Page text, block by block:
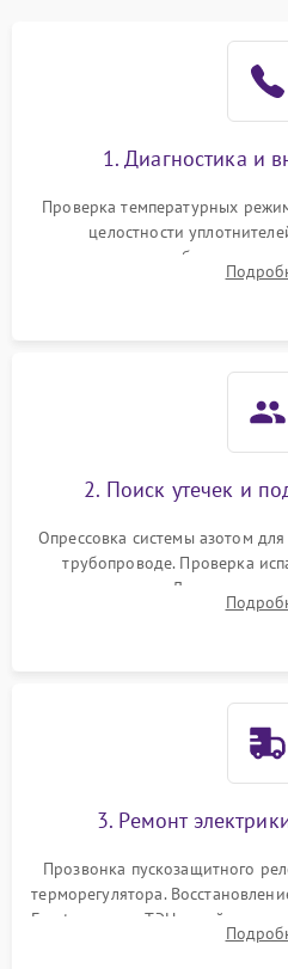
1. Диагностика и
Проверка температурных
целостности
сопротивления обмоток
считывание кодов ошибок
2. Поиск утечек и
Опрессовка системы азотом
трубопроводе. Проверка
течеискателем. Демонтаж
продувка капиллярной
3. Ремонт
Прозвонка пускозащитного
терморегулятора.
Frost, включая ТЭН оттайки и
платы управления при